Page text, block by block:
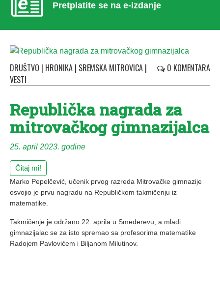
Pretplatite se na e-izdanje
DRUŠTVO | HRONIKA | SREMSKA MITROVICA |
VESTI
0 KOMENTARA
Republička nagrada za
mitrovačkog gimnazijalca
25. april 2023. godine
Čitaj mi!
Marko Pepelčević, učenik prvog razreda Mitrovačke gimnazije
osvojio je prvu nagradu na Republičkom takmičenju iz
matematike.
Takmičenje je održano 22. aprila u Smederevu, a mladi
gimnazijalac se za isto spremao sa profesorima matematike
Radojem Pavlovićem i Biljanom Milutinov.